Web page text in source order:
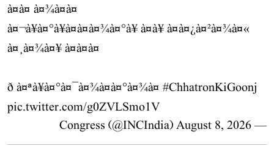
à¤à¤ à¤¾à¤à¤
à¤¬à¥à¤°à¥à¤à¤à¤¾à¤°à¥ à¤à¥ à¤à¤¿à¤²à¤¾à¤«
à¤¸à¤¾à¤¥ à¤à¤à¤
ð à¤ªà¥à¤°à¤¯à¤¾à¤à¤°à¤¾à¤ #ChhatronKiGoonj
pic.twitter.com/g0ZVLSmo1V
— Congress (@INCIndia)
August 8, 2026